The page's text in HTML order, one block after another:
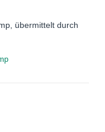
übermittelt durch